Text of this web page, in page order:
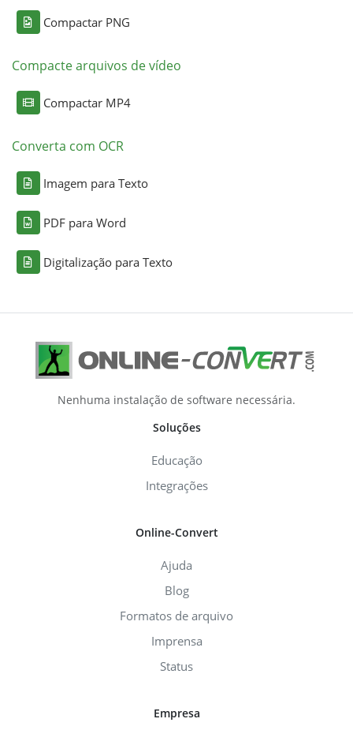
Compactar PNG
Compacte arquivos de vídeo
Compactar MP4
Converta com OCR
Imagem para Texto
PDF para Word
Digitalização para Texto
Nenhuma instalação de software necessária.
Soluções
Educação
Integrações
Online-Convert
Ajuda
Blog
Formatos de arquivo
Imprensa
Status
Empresa